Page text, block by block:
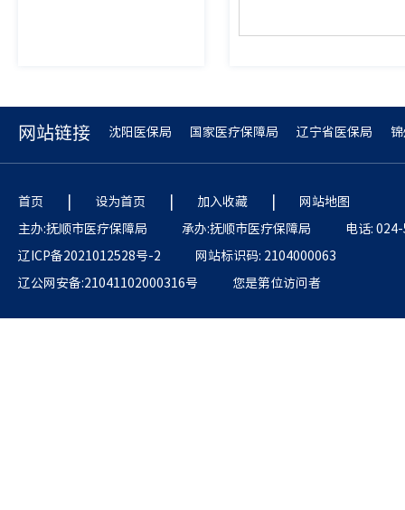
网站链接 沈阳医保局 国家医疗保障局 辽宁省医保局
首页 | 设为首页 | 加入收藏 |
网站地图
主办:抚顺市医疗保障局
承办:抚顺市医疗保障局
电话:
辽ICP备2021012528号-2
网站标识码: 2104000063
辽公网安备:21041102000316号
您是第位访问者